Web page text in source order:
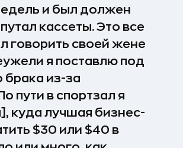
и был должен
кассеты. Это все
говорить своей жене
я поставлю под
брака из-за
пути в спортзал я
куда лучшая бизнес-
$30 или $40 в